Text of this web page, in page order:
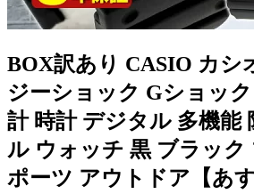
BOX訳あり CASIO カシ
ジーショック Gショッ
計 時計 デジタル 多機能
ル ウォッチ 黒 ブラック
ポーツ アウトドア【あ